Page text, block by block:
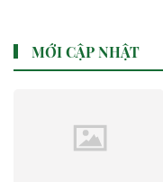
MỚI CẬP NHẬT